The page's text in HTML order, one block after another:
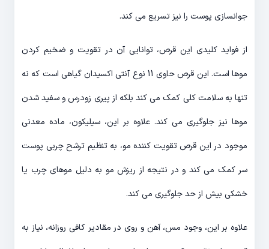
جوانسازی پوست را نیز تسریع می کند.
از فواید کلیدی این قرص، توانایی آن در تقویت و ضخیم کردن
موها است. این قرص حاوی 11 نوع آنتی اکسیدان گیاهی است که نه
تنها به سلامت کلی کمک می کند بلکه از پیری زودرس و سفید شدن
موها نیز جلوگیری می کند. علاوه بر این، سیلیکون، ماده معدنی
موجود در این قرص تقویت کننده مو، به تنظیم ترشح چربی پوست
سر کمک می کند و در نتیجه از ریزش مو به دلیل موهای چرب یا
خشکی بیش از حد جلوگیری می کند.
علاوه بر این، وجود مس، آهن و روی در مقادیر کافی روزانه، نیاز به